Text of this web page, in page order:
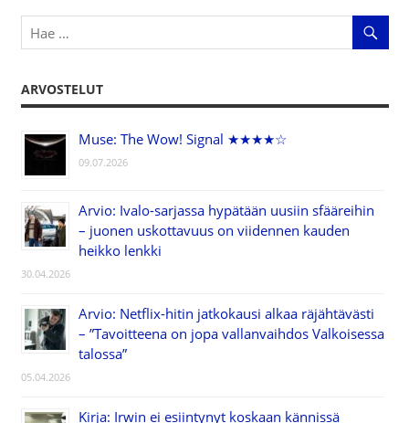
ARVOSTELUT
Muse: The Wow! Signal ★★★★☆
09.07.2026
Arvio: Ivalo-sarjassa hypätään uusiin sfääreihin
– juonen uskottavuus on viidennen kauden
heikko lenkki
30.04.2026
Arvio: Netflix-hitin jatkokausi alkaa räjähtävästi
– ”Tavoitteena on jopa vallanvaihdos Valkoisessa
talossa”
05.04.2026
Kirja: Irwin ei esiintynyt koskaan kännissä